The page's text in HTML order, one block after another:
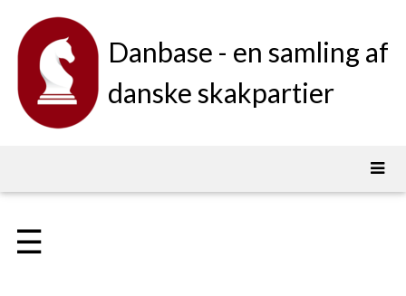
Danbase - en samling af
danske skakpartier
☰